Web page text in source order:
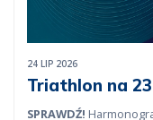
24 LIP 2026
Triathlon na
SPRAWDŹ!